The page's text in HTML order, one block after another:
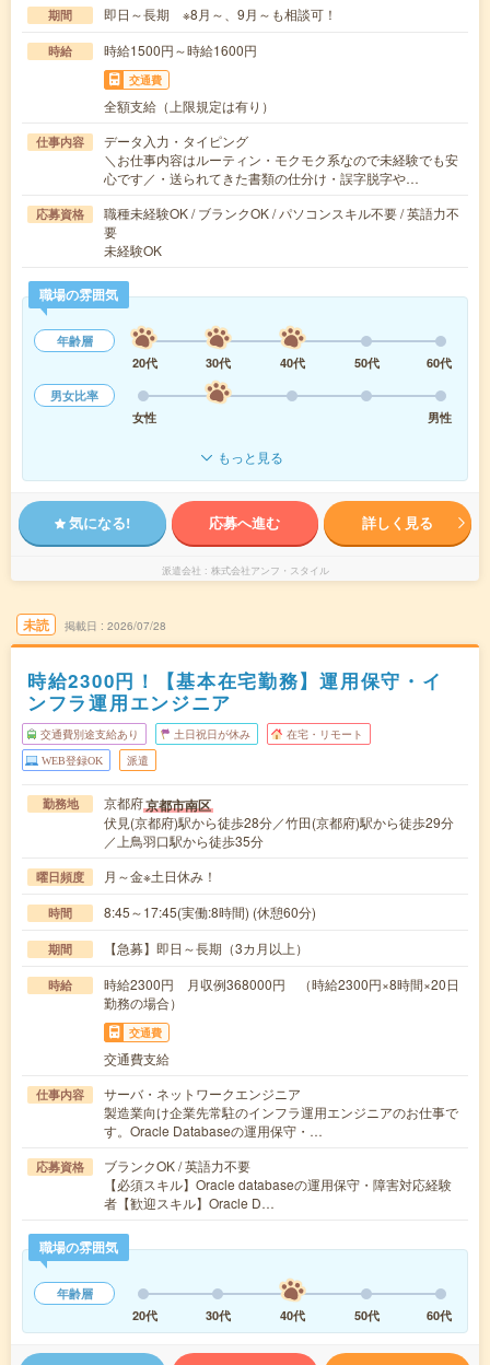
期間 即日～長期 ※8月～、9月～も相談可！
時給 時給1500円～時給1600円
交通費
全額支給（上限規定は有り）
仕事内容
データ入力・タイピング
＼お仕事内容はルーティン・モクモク系なので未経験でも安
心です／・送られてきた書類の仕分け・誤字脱字や…
応募資格
職種未経験OK / ブランクOK / パソコンスキル不要 / 英語力不
要
未経験OK
職場の雰囲気
年齢層
20代
30代 40代 50代
60代
男女比率
女性
男性
もっと見る
気になる! 応募へ進む 詳しく見る
派遣会社 株式会社アンフ・スタイル
未読 掲載日 2026/07/28
時給2300円！【基本在宅勤務】運用保守・イ
ンフラ運用エンジニア
交通費別途支給あり 土日祝日が休み 在宅・リモート
WEB登録OK 派遣
勤務地 京都府京都市南区
伏見(京都府)駅から徒歩28分／竹田(京都府)駅から徒歩29分
／上鳥羽口駅から徒歩35分
曜日頻度 月～金※土日休み！
時間 8:45～17:45(実働:8時間) (休憩60分)
期間 【急募】即日～長期（3カ月以上）
時給
時給2300円 月収例368000円 （時給2300円×8時間×20日
勤務の場合）
交通費
交通費支給
仕事内容
サーバ・ネットワークエンジニア
製造業向け企業先常駐のインフラ運用エンジニアのお仕事で
す。Oracle Databaseの運用保守・…
応募資格
ブランクOK / 英語力不要
【必須スキル】Oracle databaseの運用保守・障害対応経験
者【歓迎スキル】Oracle D…
職場の雰囲気
年齢層
20代
30代 40代 50代 60代